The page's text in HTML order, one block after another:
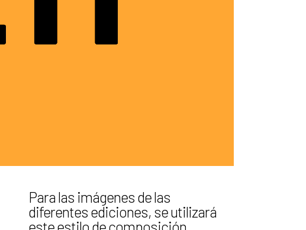
Para las imágenes de las
diferentes ediciones, se utilizará
este estilo de composición